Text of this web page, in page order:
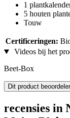
1
5 houten
Touw
Certificeringen:
Videos bij het
Beet-Box
Dit product
recensies in